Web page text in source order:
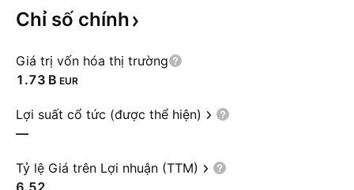
Chỉ số chính
Giá trị vốn hóa thị trường
‪1.73 B‬ EUR
Lợi suất cổ tức (được thể hiện)
—
Tỷ lệ Giá trên Lợi nhuận (TTM)
6.52